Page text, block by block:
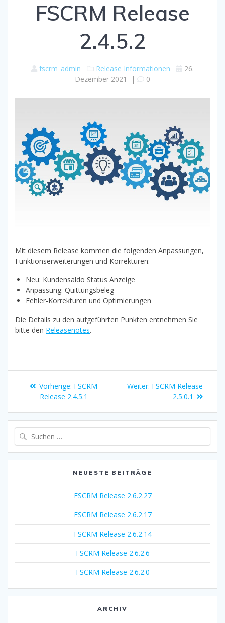
FSCRM Release
2.4.5.2
fscrm_admin Release Informationen
26.
Dezember 2021
| 0
Mit diesem Release kommen die folgenden Anpassungen,
Funktionserweiterungen und Korrekturen:
Neu: Kundensaldo Status Anzeige
Anpassung: Quittungsbeleg
Fehler-Korrekturen und Optimierungen
Die Details zu den aufgeführten Punkten entnehmen Sie
bitte den Releasenotes.
Vorherige: Vorheriger
Beitrag:
FSCRM
Release 2.4.5.1
Weiter: Nächster
Beitrag:
FSCRM Release
2.5.0.1
NEUESTE BEITRÄGE
FSCRM Release 2.6.2.27
FSCRM Release 2.6.2.17
FSCRM Release 2.6.2.14
FSCRM Release 2.6.2.6
FSCRM Release 2.6.2.0
ARCHIV